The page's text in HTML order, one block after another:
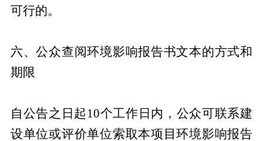
可行的。
六、公众查阅环境影响报告书文本的方式和
期限
自公告之日起10个工作日内，公众可联系建
设单位或评价单位索取本项目环境影响报告